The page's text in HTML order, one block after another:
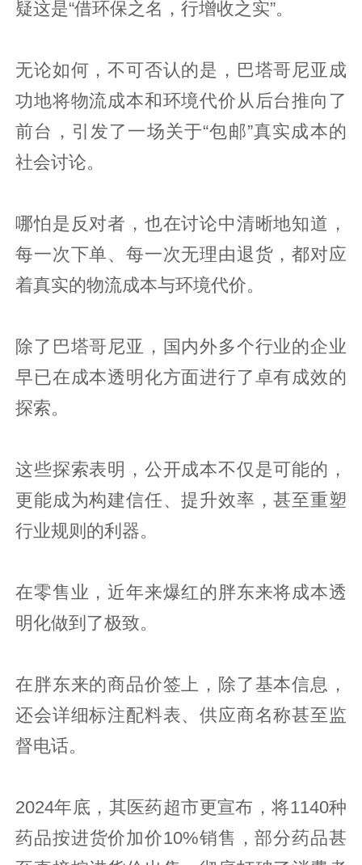
疑这是“借环保之名，行增收之实”。
无论如何，不可否认的是，巴塔哥尼亚成
功地将物流成本和环境代价从后台推向了
前台，引发了一场关于“包邮”真实成本的
社会讨论。
哪怕是反对者，也在讨论中清晰地知道，
每一次下单、每一次无理由退货，都对应
着真实的物流成本与环境代价。
除了巴塔哥尼亚，国内外多个行业的企业
早已在成本透明化方面进行了卓有成效的
探索。
这些探索表明，公开成本不仅是可能的，
更能成为构建信任、提升效率，甚至重塑
行业规则的利器。
在零售业，近年来爆红的胖东来将成本透
明化做到了极致。
在胖东来的商品价签上，除了基本信息，
还会详细标注配料表、供应商名称甚至监
督电话。
2024年底，其医药超市更宣布，将1140种
药品按进货价加价10%销售，部分药品甚